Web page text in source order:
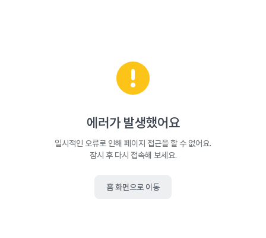
에러가 발생했어요
일시적인 오류로 인해 페이지 접근을 할 수 없어요.
잠시 후 다시 접속해 보세요.
홈 화면으로 이동